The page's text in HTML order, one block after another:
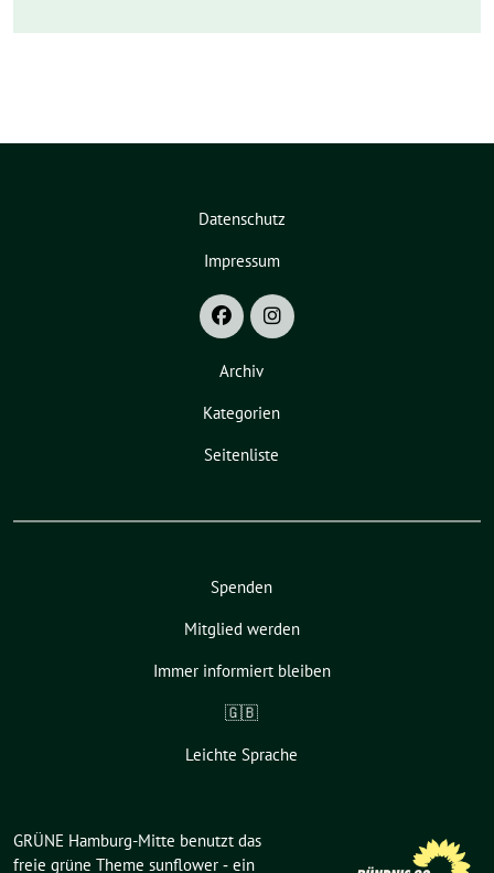
Datenschutz
Impressum
Archiv
Kategorien
Seitenliste
Spenden
Mitglied werden
Immer informiert bleiben
🇬🇧
Leichte Sprache
GRÜNE Hamburg-Mitte benutzt das
freie grüne Theme sunflower ‐ ein